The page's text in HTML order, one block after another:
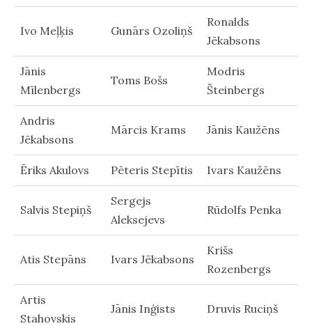
Ivo Meļķis Gunārs Ozoliņš
Ronalds
Jēkabsons
Jānis
Mīlenbergs
Toms Bošs
Modris
Šteinbergs
Andris
Jēkabsons
Mārcis Krams Jānis Kaužēns
Ēriks Akulovs Pēteris Stepītis Ivars Kaužēns
Salvis Stepiņš
Sergejs
Aleksejevs
Rūdolfs Penka
Atis Stepāns Ivars Jēkabsons
Krišs
Rozenbergs
Artis
Stahovskis
Jānis Inģists Druvis Ruciņš